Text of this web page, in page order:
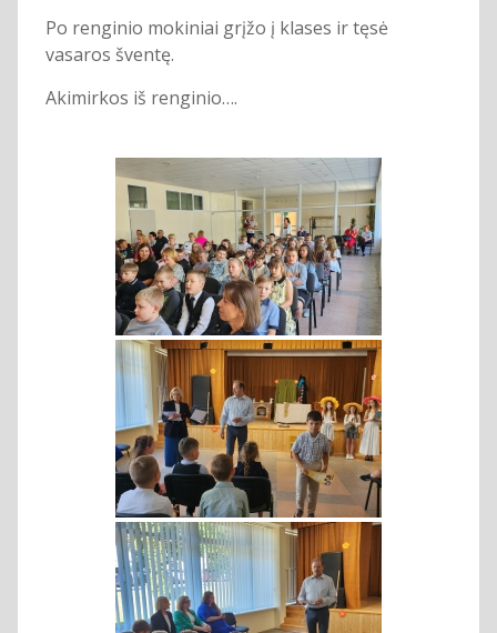
Po renginio mokiniai grįžo į klases ir tęsė
vasaros šventę.
Akimirkos iš renginio….